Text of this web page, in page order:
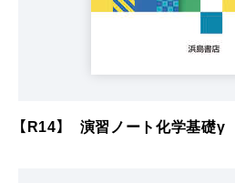
【R14】 演習ノート化学基礎γ